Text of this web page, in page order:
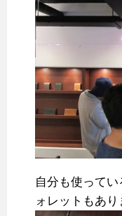
自分も使って
ォレットもあり